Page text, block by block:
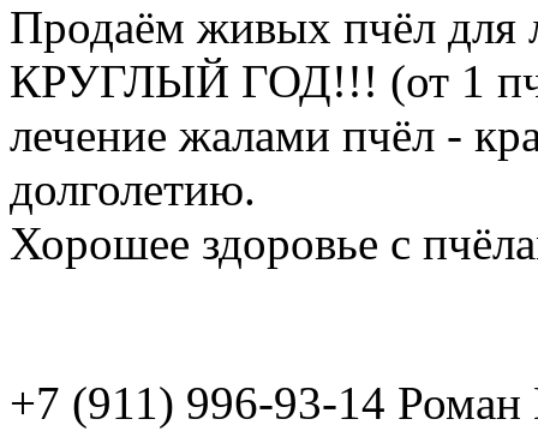
Продаём живых пчёл для
КРУГЛЫЙ ГОД!!! (от 1
лечение жалами пчёл -
долголетию.
Хорошее здоровье с
+7 (911) 996-93-14